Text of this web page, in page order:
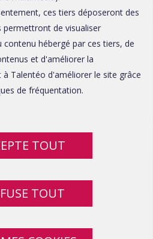
ces tiers déposeront des
permettront de visualiser
hébergé par ces tiers, de
et d'améliorer la
Talentéo d'améliorer le site grâce
de fréquentation.
TOUT
TOUT